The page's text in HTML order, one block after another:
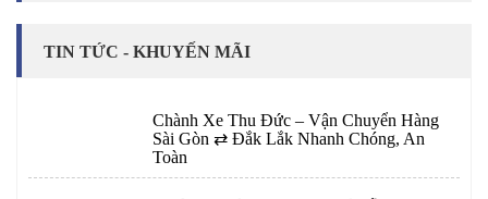
TIN TỨC - KHUYẾN MÃI
Chành Xe Thu Đức – Vận Chuyển Hàng
Sài Gòn ⇄ Đắk Lắk Nhanh Chóng, An
Toàn